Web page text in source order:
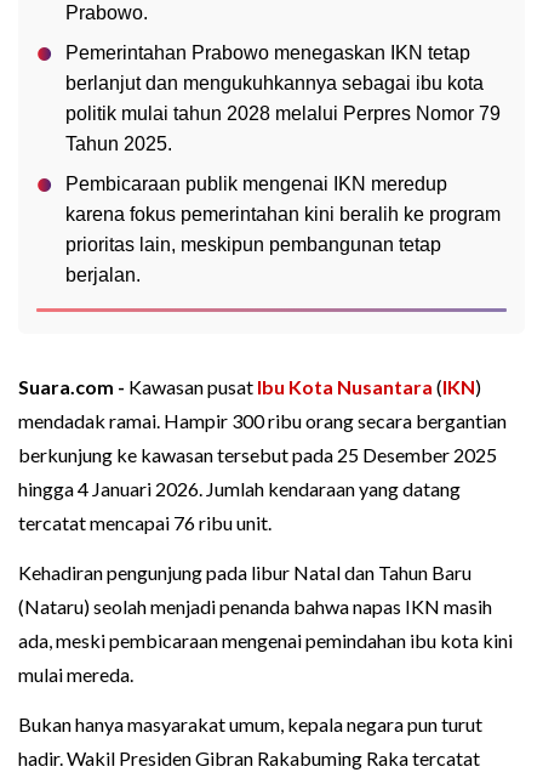
Prabowo.
Pemerintahan Prabowo menegaskan IKN tetap
berlanjut dan mengukuhkannya sebagai ibu kota
politik mulai tahun 2028 melalui Perpres Nomor 79
Tahun 2025.
Pembicaraan publik mengenai IKN meredup
karena fokus pemerintahan kini beralih ke program
prioritas lain, meskipun pembangunan tetap
berjalan.
Suara.com - Kawasan pusat Ibu Kota Nusantara (IKN)
mendadak ramai. Hampir 300 ribu orang secara bergantian
berkunjung ke kawasan tersebut pada 25 Desember 2025
hingga 4 Januari 2026. Jumlah kendaraan yang datang
tercatat mencapai 76 ribu unit.
Kehadiran pengunjung pada libur Natal dan Tahun Baru
(Nataru) seolah menjadi penanda bahwa napas IKN masih
ada, meski pembicaraan mengenai pemindahan ibu kota kini
mulai mereda.
Bukan hanya masyarakat umum, kepala negara pun turut
hadir. Wakil Presiden Gibran Rakabuming Raka tercatat